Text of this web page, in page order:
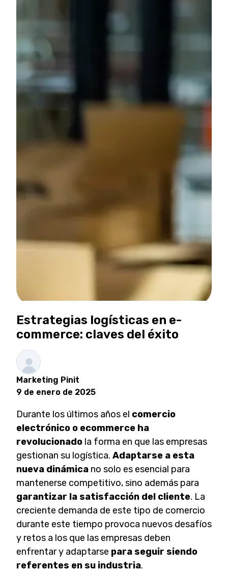
Estrategias logísticas en e-
commerce: claves del éxito
Marketing Pinit
9 de enero de 2025
Durante los últimos años el comercio
electrónico o ecommerce ha
revolucionado la forma en que las empresas
gestionan su logística. Adaptarse a esta
nueva dinámica no solo es esencial para
mantenerse competitivo, sino además para
garantizar la satisfacción del cliente. La
creciente demanda de este tipo de comercio
durante este tiempo provoca nuevos desafíos
y retos a los que las empresas deben
enfrentar y adaptarse para seguir siendo
referentes en su industria.